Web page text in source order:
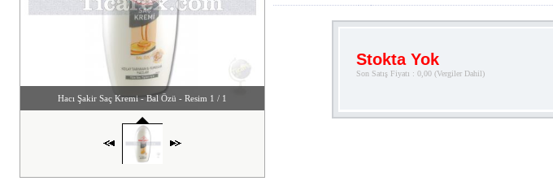
Hacı Şakir Saç Kremi - Bal Özü - Resim 1 / 1
Stokta Yok
Son Satış Fiyatı : 0,00 (Vergiler Dahil)